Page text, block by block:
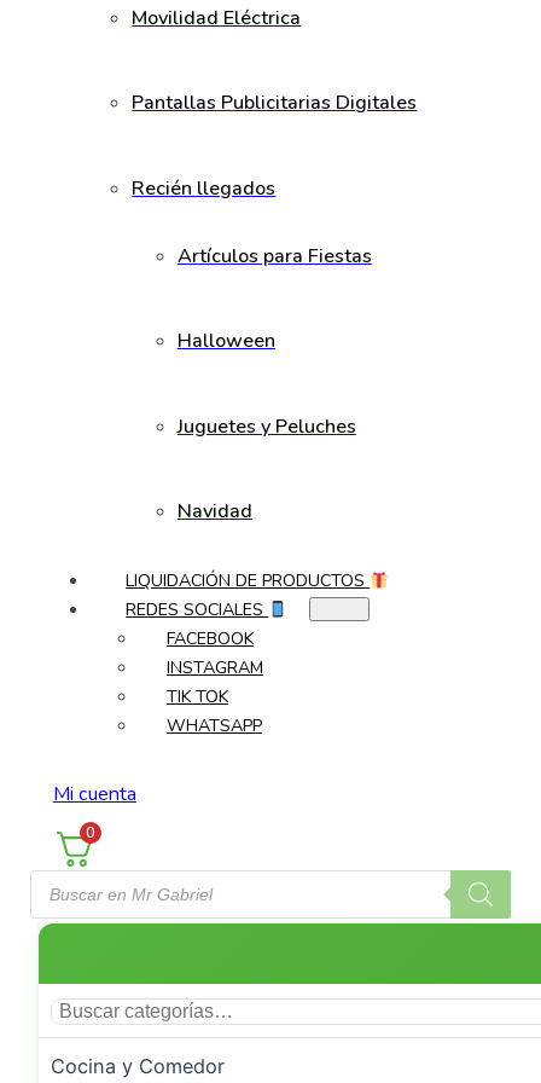
Movilidad Eléctrica
Pantallas Publicitarias Digitales
Recién llegados
Artículos para Fiestas
Halloween
Juguetes y Peluches
Navidad
LIQUIDACIÓN DE PRODUCTOS
REDES SOCIALES
FACEBOOK
INSTAGRAM
TIK TOK
WHATSAPP
Mi cuenta
0
Búsqueda
de
productos
Cocina y Comedor